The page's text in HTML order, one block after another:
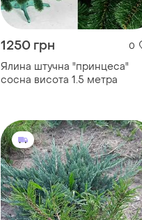
1250 грн 0
Ялина штучна "принцеса"
сосна висота 1.5 метра